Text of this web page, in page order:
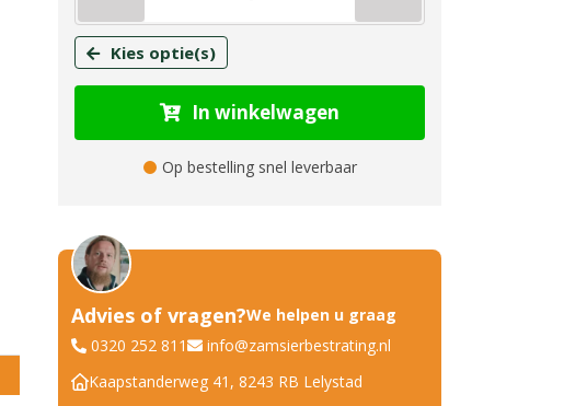
Kies optie(s)
In winkelwagen
Op bestelling snel leverbaar
Advies of vragen?We helpen u graag
0320 252 811
info@zamsierbestrating.nl
Kaapstanderweg 41, 8243 RB Lelystad